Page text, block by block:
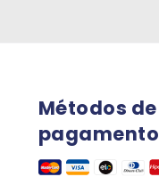
Métodos de
pagamento